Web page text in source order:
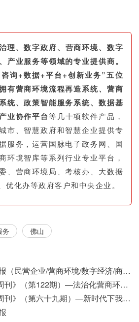
理、数字政府、营商环境、数字
产业服务等领域的专业提供商。
询+数据+平台+创新业务”五位
有营商环境流程再造系统、营商
统、政策智能服务系统、数据基
业协作平台等几十项软件产品，
市、智慧政府和智慧企业提供专
服务，运营国脉电子政务网、国
环境智库等系列行业专业平台，
、营商环境局、考核办、大数据
优化办等政府客户和中央企业。
务 佛山
03月14日国脉政务播报（民营企业/营商环境/数字经济/商事制度改革）
国脉智库《营商环境周刊》（第122期）—法治化营商环境视域下我国行政执法公示制度浅析
国脉智库《营商环境周刊》（第六十九期）—新时代下我国营商环境标准体系构建初探